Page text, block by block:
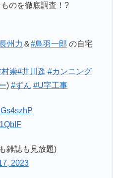
ものを徹底調査！?
州力 ＆#鳥羽一郎 の自宅
崇#井川遥 #カンニング
) #ずん #U字工事
雑誌も見放題)
2023